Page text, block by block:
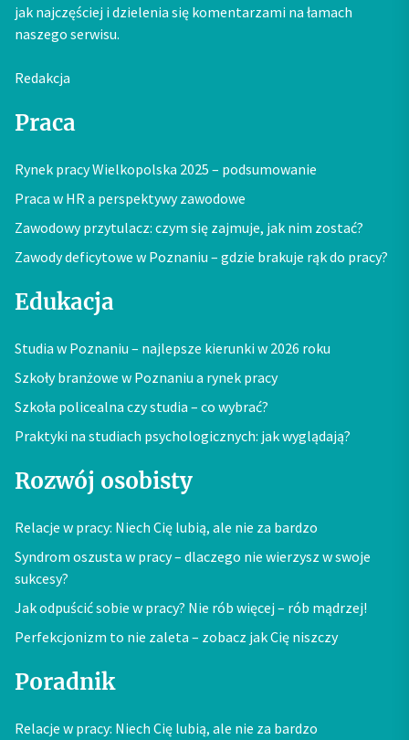
jak najczęściej i dzielenia się komentarzami na łamach
naszego serwisu.
Redakcja
Praca
Rynek pracy Wielkopolska 2025 – podsumowanie
Praca w HR a perspektywy zawodowe
Zawodowy przytulacz: czym się zajmuje, jak nim zostać?
Zawody deficytowe w Poznaniu – gdzie brakuje rąk do pracy?
Edukacja
Studia w Poznaniu – najlepsze kierunki w 2026 roku
Szkoły branżowe w Poznaniu a rynek pracy
Szkoła policealna czy studia – co wybrać?
Praktyki na studiach psychologicznych: jak wyglądają?
Rozwój osobisty
Relacje w pracy: Niech Cię lubią, ale nie za bardzo
Syndrom oszusta w pracy – dlaczego nie wierzysz w swoje
sukcesy?
Jak odpuścić sobie w pracy? Nie rób więcej – rób mądrzej!
Perfekcjonizm to nie zaleta – zobacz jak Cię niszczy
Poradnik
Relacje w pracy: Niech Cię lubią, ale nie za bardzo